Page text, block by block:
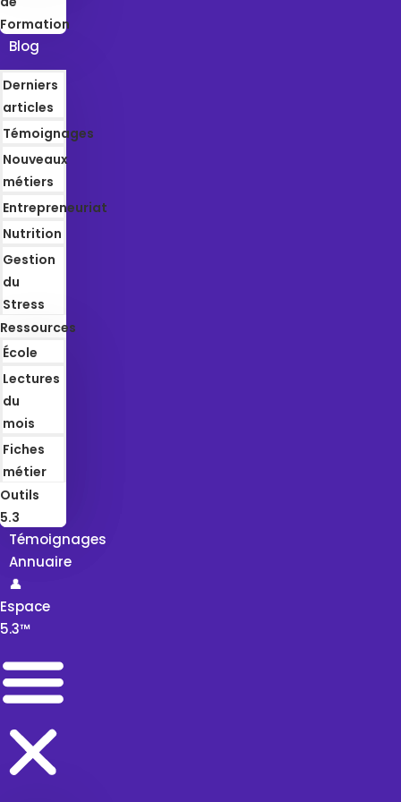
Formation
Blog
Derniers
articles
Témoignages
Nouveaux
métiers
Entrepreneuriat
Nutrition
Gestion
du
Stress
Ressources
École
Lectures
du
mois
Fiches
métier
Outils
5.3
Témoignages
Annuaire
👤
Espace
5.3™